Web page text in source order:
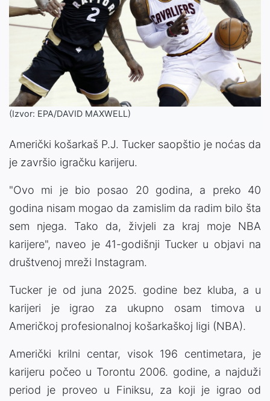
(Izvor: EPA/DAVID MAXWELL)
Američki košarkaš P.J. Tucker saopštio je noćas da
je završio igračku karijeru.
"Ovo mi je bio posao 20 godina, a preko 40
godina nisam mogao da zamislim da radim bilo šta
sem njega. Tako da, živjeli za kraj moje NBA
karijere", naveo je 41-godišnji Tucker u objavi na
društvenoj mreži Instagram.
Tucker je od juna 2025. godine bez kluba, a u
karijeri je igrao za ukupno osam timova u
Američkoj profesionalnoj košarkaškoj ligi (NBA).
Američki krilni centar, visok 196 centimetara, je
karijeru počeo u Torontu 2006. godine, a najduži
period je proveo u Finiksu, za koji je igrao od